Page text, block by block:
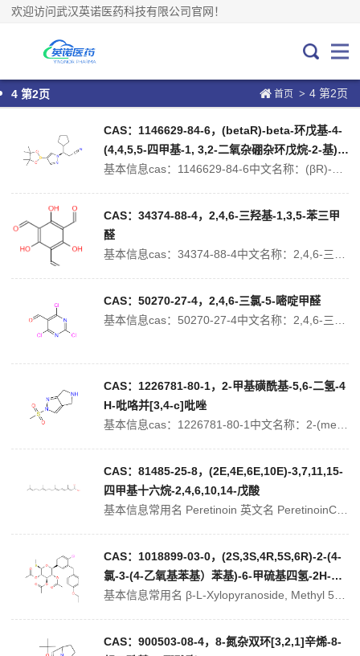
欢迎访问武汉英诺医药科技有限公司官网！
首页 > 4 第2页
4 第2页
CAS：1146629-84-6，(betaR)-beta-环戊基-4-
(4,4,5,5-四甲基-1, 3,2-二氧杂硼杂环戊烷-2-基)-1
H-吡唑-1-丙腈
CAS：34374-88-4，2,4,6-三羟基-1,3,5-苯三甲
醛
CAS：50270-27-4，2,4,6-三氯-5-嘧啶甲醛
CAS：1226781-80-1，2-甲基磺酰基-5,6-二氢-4
H-吡咯并[3,4-c]吡唑
CAS：81485-25-8，(2E,4E,6E,10E)-3,7,11,15-
四甲基十六烷-2,4,6,10,14-戊酸
CAS：1018899-03-0，(2S,3S,4R,5S,6R)-2-(4-
氯-3-(4-乙氧基苯基）苯基)-6-甲硫基四氢-2H-吡
喃-3,4,5-三乙酸酯
CAS：900503-08-4，8-氮杂双环[3,2,1]辛烯-8-